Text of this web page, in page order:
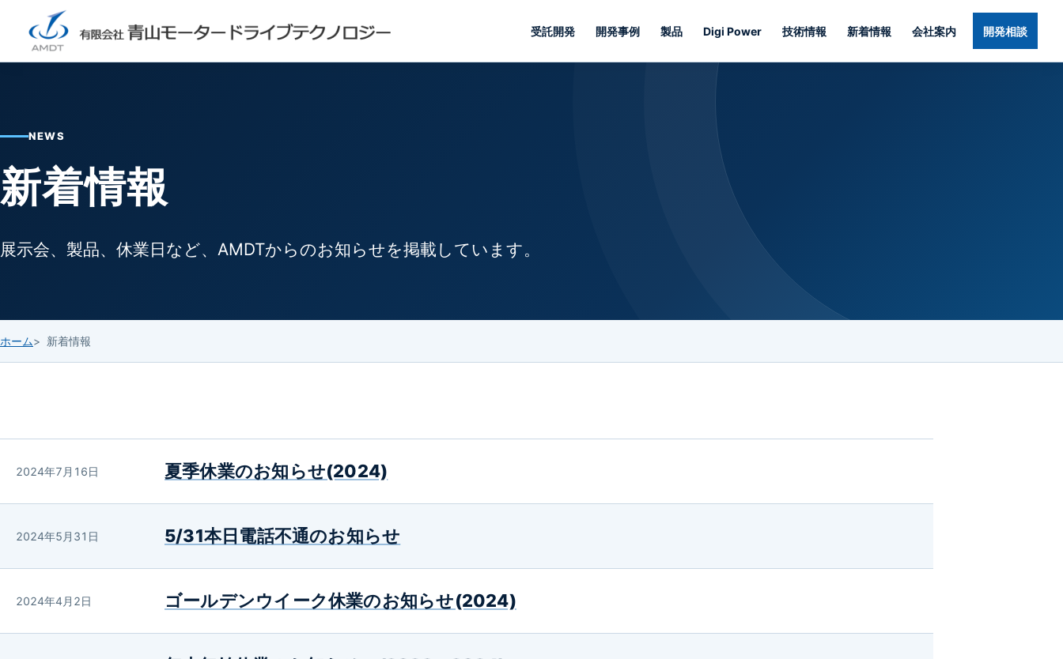
受託開発 開発事例 製品 Digi Power 技術情報 新着情報 会社案内 開発相談
NEWS
新着情報
展示会、製品、休業日など、AMDTからのお知らせを掲載しています。
ホーム 新着情報
2024年7月16日 夏季休業のお知らせ(2024)
2024年5月31日 5/31本日電話不通のお知らせ
2024年4月2日 ゴールデンウイーク休業のお知らせ(2024)